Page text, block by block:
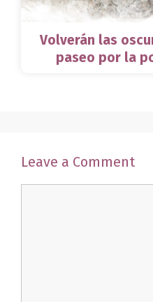
Volverán las
paseo por la
Leave a Comment